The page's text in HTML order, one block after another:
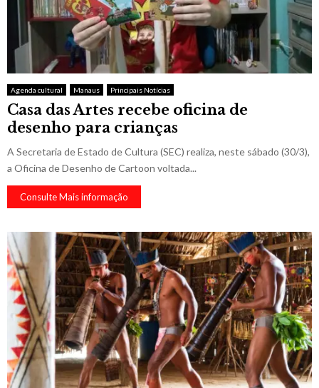
Agenda cultural Manaus Principais Notícias
Casa das Artes recebe oficina de
desenho para crianças
A Secretaria de Estado de Cultura (SEC) realiza, neste sábado (30/3),
a Oficina de Desenho de Cartoon voltada...
Consulte Mais informação